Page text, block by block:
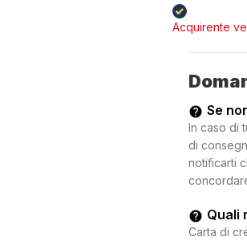
Acquirente
Se
In caso di
di
notificarti
Quali
Carta di